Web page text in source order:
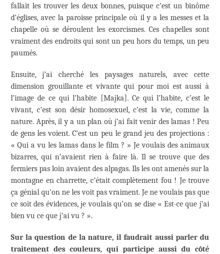
fallait les trouver les deux bonnes, puisque c’est un binôme
d’églises, avec la paroisse principale où il y a les messes et la
chapelle où se déroulent les exorcismes. Ces chapelles sont
vraiment des endroits qui sont un peu hors du temps, un peu
paumés.
Ensuite, j’ai cherché les paysages naturels, avec cette
dimension grouillante et vivante qui pour moi est aussi à
l’image de ce qui l’habite [Majka]. Ce qui l’habite, c’est le
vivant, c’est son désir homosexuel, c’est la vie, comme la
nature. Après, il y a un plan où j’ai fait venir des lamas ! Peu
de gens les voient. C’est un peu le grand jeu des projections :
« Qui a vu les lamas dans le film ? » Je voulais des animaux
bizarres, qui n’avaient rien à faire là. Il se trouve que des
fermiers pas loin avaient des alpagas. Ils les ont amenés sur la
montagne en charrette, c’était complètement fou ! Je trouve
ça génial qu’on ne les voit pas vraiment. Je ne voulais pas que
ce soit des évidences, je voulais qu’on se dise « Est-ce que j’ai
bien vu ce que j’ai vu ? ».
Sur la question de la nature, il faudrait aussi parler du
traitement des couleurs, qui participe aussi du côté